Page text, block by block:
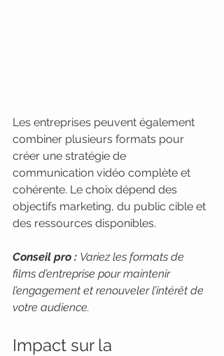
Les entreprises peuvent également
combiner plusieurs formats pour
créer une stratégie de
communication vidéo complète et
cohérente. Le choix dépend des
objectifs marketing, du public cible et
des ressources disponibles.
Conseil pro : Variez les formats de
films d’entreprise pour maintenir
l’engagement et renouveler l’intérêt de
votre audience.
Impact sur la